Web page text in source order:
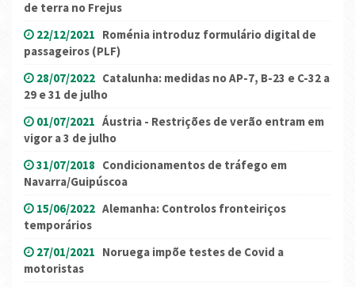
de terra no Frejus
22/12/2021 Roménia introduz formulário digital de
passageiros (PLF)
28/07/2022 Catalunha: medidas no AP-7, B-23 e C-32 a
29 e 31 de julho
01/07/2021 Áustria - Restrições de verão entram em
vigor a 3 de julho
31/07/2018 Condicionamentos de tráfego em
Navarra/Guipúscoa
15/06/2022 Alemanha: Controlos fronteiriços
temporários
27/01/2021 Noruega impõe testes de Covid a
motoristas